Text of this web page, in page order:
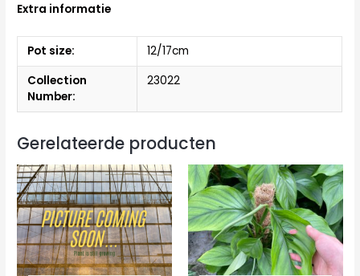
Extra informatie
Pot size:
12/17cm
Collection
Number:
23022
Gerelateerde producten